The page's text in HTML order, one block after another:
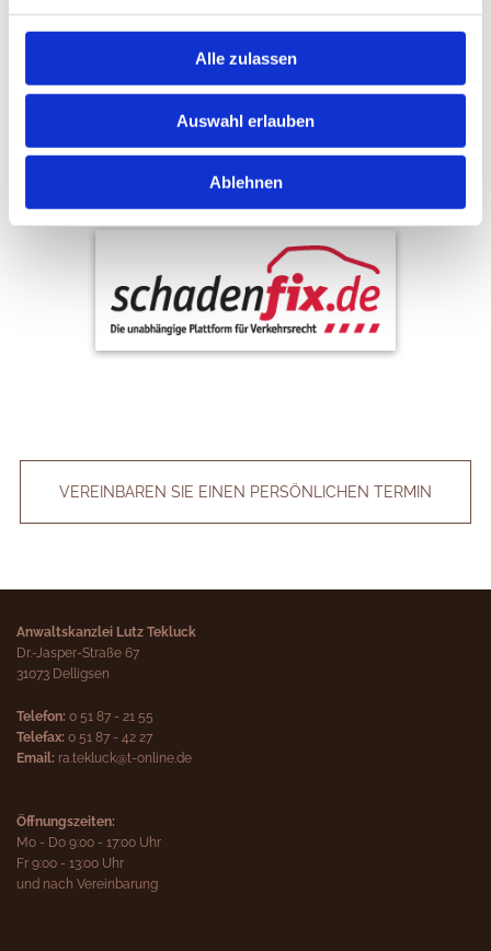
Alle zulassen
Auswahl erlauben
Ablehnen
VEREINBAREN SIE EINEN PERSÖNLICHEN TERMIN
Anwaltskanzlei Lutz Tekluck
Dr.-Jasper-Straße 67
31073 Delligsen
Telefon: 0 51 87 - 21 55
Telefax: 0 51 87 - 42 27
Email: ra.tekluck@t-online.de
Öffnungszeiten:
Mo - Do 9:00 - 17:00 Uhr
Fr 9:00 - 13:00 Uhr
und nach Vereinbarung